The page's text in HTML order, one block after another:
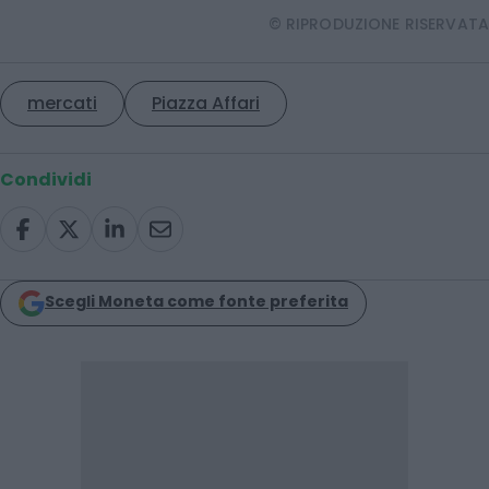
© RIPRODUZIONE RISERVATA
mercati Piazza Affari
Condividi
Scegli Moneta come fonte preferita